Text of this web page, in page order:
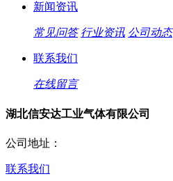
新闻资讯
常见问答 行业资讯 公司动态
联系我们
在线留言
湖北信安达工业气体有限公司
公司地址：
联系我们